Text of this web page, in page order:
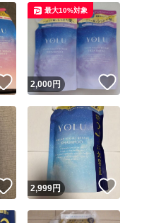
このユーザーはYahoo!フリマの
このユーザーは他フリマサービス
く表示であり、発送を保証しているもの
このユーザーは高頻度で24時間以
ます
このユーザーは高頻度で24時間以
につき1回です
出品ページへ
キャンセル
いいね！
2,000円
最大10%対象
いいね！
2,999円